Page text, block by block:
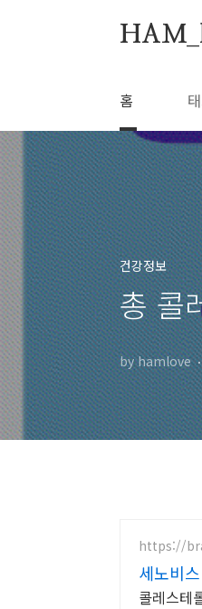
홈
건강정보
총 콜
by hamlove
https://
세노비
콜레스테